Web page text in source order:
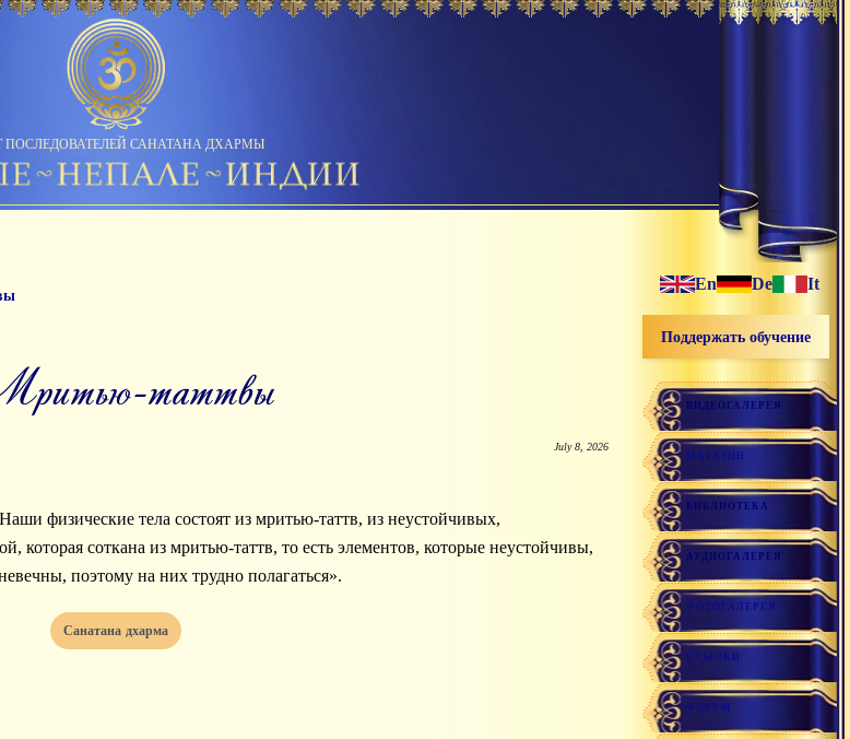
ПОСЛЕДОВАТЕЛЕЙ САНАТАНА ДХАРМЫ
мритью-таттвы
July 8, 2026
соткана из мритью-таттв, то есть элементов, которые неустойчивы,
поэтому на них трудно полагаться».
Санатана дхарма
En De It
Поддержать обучение
ВИДЕОГАЛЕРЕЯ
МАГАЗИН
БИБЛИОТЕКА
АУДИОГАЛЕРЕЯ
ФОТОГАЛЕРЕЯ
ССЫЛКИ
ФОРУМ